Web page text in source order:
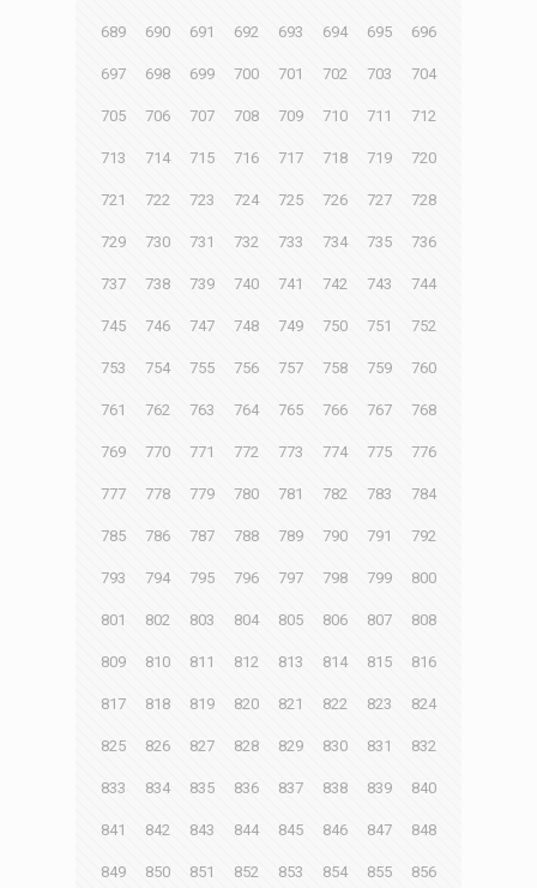
689 690 691 692 693 694 695 696
697 698 699 700 701 702 703 704
705 706 707 708 709 710 711 712
713 714 715 716 717 718 719 720
721 722 723 724 725 726 727 728
729 730 731 732 733 734 735 736
737 738 739 740 741 742 743 744
745 746 747 748 749 750 751 752
753 754 755 756 757 758 759 760
761 762 763 764 765 766 767 768
769 770 771 772 773 774 775 776
777 778 779 780 781 782 783 784
785 786 787 788 789 790 791 792
793 794 795 796 797 798 799 800
801 802 803 804 805 806 807 808
809 810 811 812 813 814 815 816
817 818 819 820 821 822 823 824
825 826 827 828 829 830 831 832
833 834 835 836 837 838 839 840
841 842 843 844 845 846 847 848
849 850 851 852 853 854 855 856